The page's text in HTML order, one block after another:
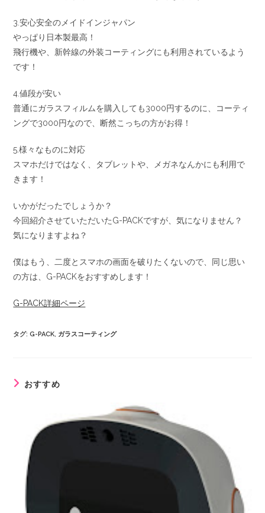
3.安心安全のメイドインジャパン
やっぱり日本製最高！
飛行機や、新幹線の外装コーティングにも利用されているよう
です！
4.値段が安い
普通にガラスフィルムを購入しても3000円するのに、コーティ
ングで3000円なので、断然こっちの方がお得！
5.様々なものに対応
スマホだけではなく、タブレットや、メガネなんかにも利用で
きます！
いかがだったでしょうか？
今回紹介させていただいたG-PACKですが、気になりません？
気になりますよね？
僕はもう、二度とスマホの画面を破りたくないので、同じ思い
の方は、G-PACKをおすすめします！
G-PACK詳細ページ
タグ:G-PACK, ガラスコーティング
おすすめ